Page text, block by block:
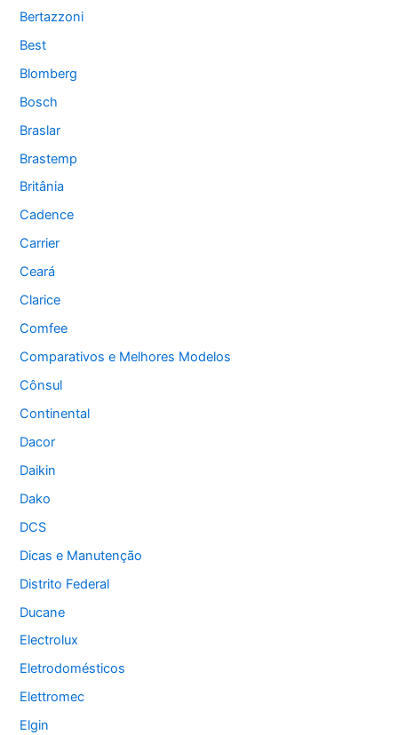
Bertazzoni
Best
Blomberg
Bosch
Braslar
Brastemp
Britânia
Cadence
Carrier
Ceará
Clarice
Comfee
Comparativos e Melhores Modelos
Cônsul
Continental
Dacor
Daikin
Dako
DCS
Dicas e Manutenção
Distrito Federal
Ducane
Electrolux
Eletrodomésticos
Elettromec
Elgin